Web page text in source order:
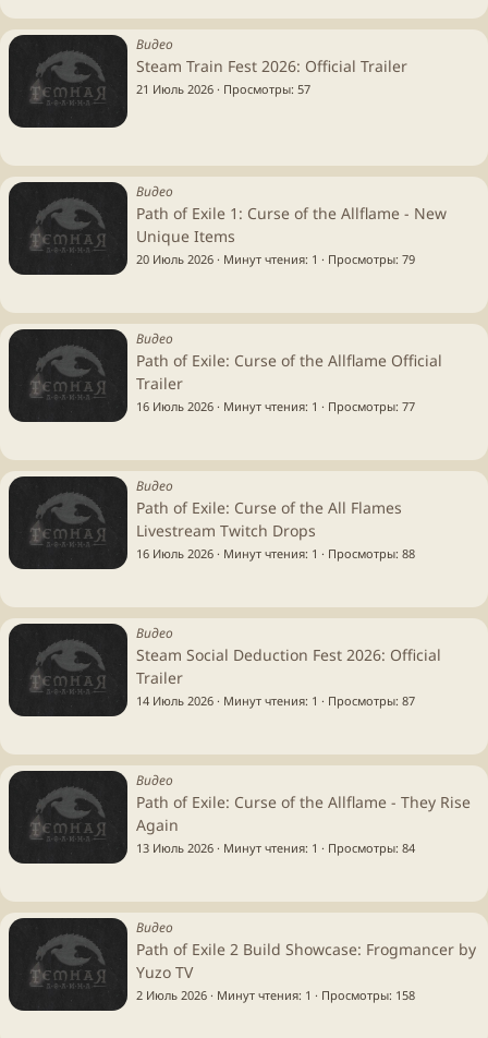
Видео
Steam Train Fest 2026: Official Trailer
21 Июль 2026 Просмотры 57
Видео
Path of Exile 1: Curse of the Allflame - New
Unique Items
20 Июль 2026 Минут чтения: 1 Просмотры 79
Видео
Path of Exile: Curse of the Allflame Official
Trailer
16 Июль 2026 Минут чтения: 1 Просмотры 77
Видео
Path of Exile: Curse of the All Flames
Livestream Twitch Drops
16 Июль 2026 Минут чтения: 1 Просмотры 88
Видео
Steam Social Deduction Fest 2026: Official
Trailer
14 Июль 2026 Минут чтения: 1 Просмотры 87
Видео
Path of Exile: Curse of the Allflame - They Rise
Again
13 Июль 2026 Минут чтения: 1 Просмотры 84
Видео
Path of Exile 2 Build Showcase: Frogmancer by
Yuzo TV
2 Июль 2026 Минут чтения: 1 Просмотры 158